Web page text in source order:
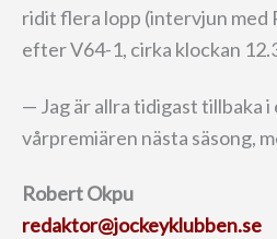
ridit flera lopp (intervjun med
efter V64-1, cirka klockan
— Jag är allra tidigast tillbaka
vårpremiären nästa säsong,
Robert Okpu
redaktor@jockeyklubben.se